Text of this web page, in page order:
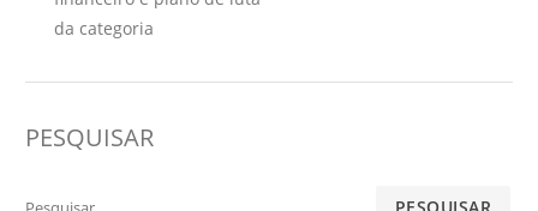
da categoria
PESQUISAR
Pesquisar